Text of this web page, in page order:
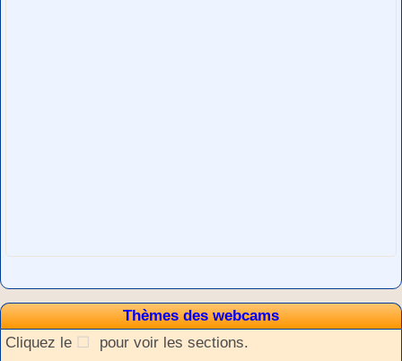
Thèmes des webcams
Cliquez le
pour voir les sections.